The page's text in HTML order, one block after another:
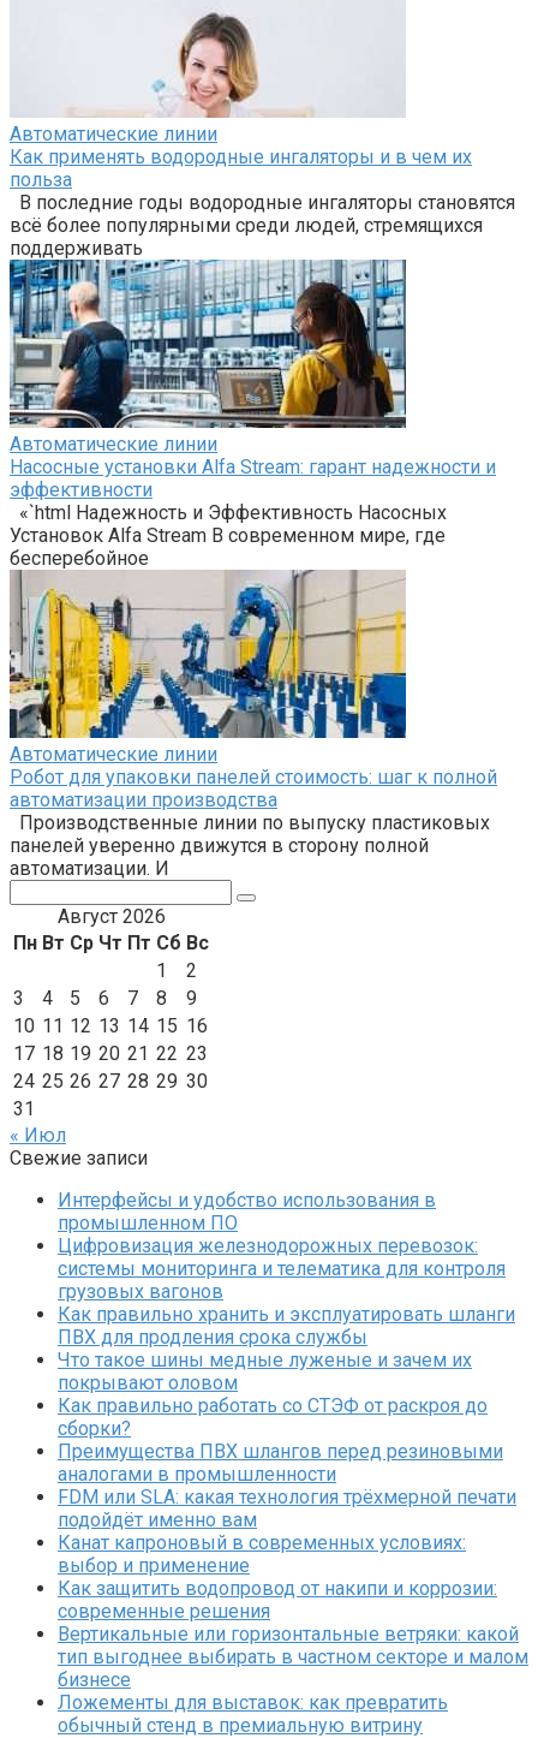
Автоматические линии
Как применять водородные ингаляторы и в чем их
польза
В последние годы водородные ингаляторы становятся
всё более популярными среди людей, стремящихся
поддерживать
Автоматические линии
Насосные установки Alfa Stream: гарант надежности и
эффективности
«`html Надежность и Эффективность Насосных
Установок Alfa Stream В современном мире, где
бесперебойное
Автоматические линии
Робот для упаковки панелей стоимость: шаг к полной
автоматизации производства
Производственные линии по выпуску пластиковых
панелей уверенно движутся в сторону полной
автоматизации. И
Август 2026
Пн Вт Ср Чт Пт Сб Вс
1
2
3
4 5 6 7 8
9
10 11 12 13 14 15 16
17 18 19 20 21 22 23
24 25 26 27 28 29 30
31
« Июл
Свежие записи
Интерфейсы и удобство использования в
промышленном ПО
Цифровизация железнодорожных перевозок:
системы мониторинга и телематика для контроля
грузовых вагонов
Как правильно хранить и эксплуатировать шланги
ПВХ для продления срока службы
Что такое шины медные луженые и зачем их
покрывают оловом
Как правильно работать со СТЭФ от раскроя до
сборки?
Преимущества ПВХ шлангов перед резиновыми
аналогами в промышленности
FDM или SLA: какая технология трёхмерной печати
подойдёт именно вам
Канат капроновый в современных условиях:
выбор и применение
Как защитить водопровод от накипи и коррозии:
современные решения
Вертикальные или горизонтальные ветряки: какой
тип выгоднее выбирать в частном секторе и малом
бизнесе
Ложементы для выставок: как превратить
обычный стенд в премиальную витрину